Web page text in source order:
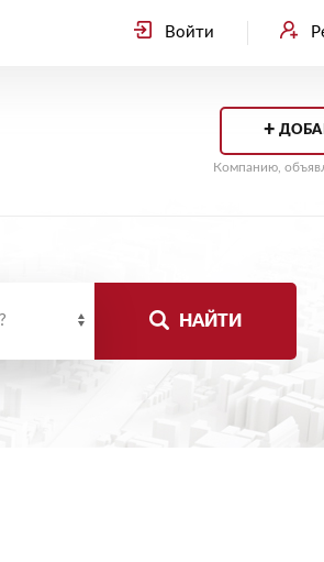
Войти
+
Компанию,
НАЙТИ